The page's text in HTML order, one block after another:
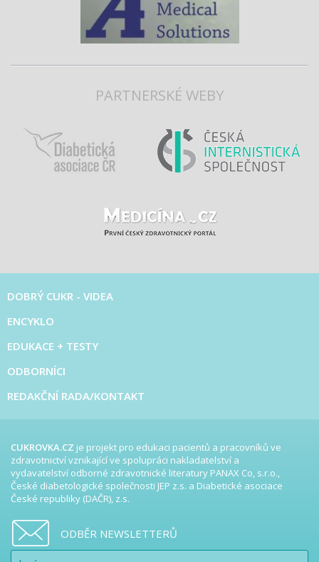
PARTNERSKÉ WEBY
DOBRÝ CUKR - VIDEA
ENCYKLO
EDUKACE + TESTY
ODBORNÍCI
REDAKČNÍ RADA/KONTAKT
CUKROVKA.CZ je projekt pro edukaci pacientů a pracovníků ve
zdravotnictví vznikající ve spolupráci nakladatelství a
vydavatelství odborné zdravotnické literatury PANAX Co, s.r.o.,
České diabetologické společnosti JEP z.s. a Diabetické asociace
České republiky (DAČR), z.s.
ODBĚR NEWSLETTERŮ